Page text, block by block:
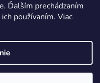
Ďalším prechádzaním
používaním. Viac